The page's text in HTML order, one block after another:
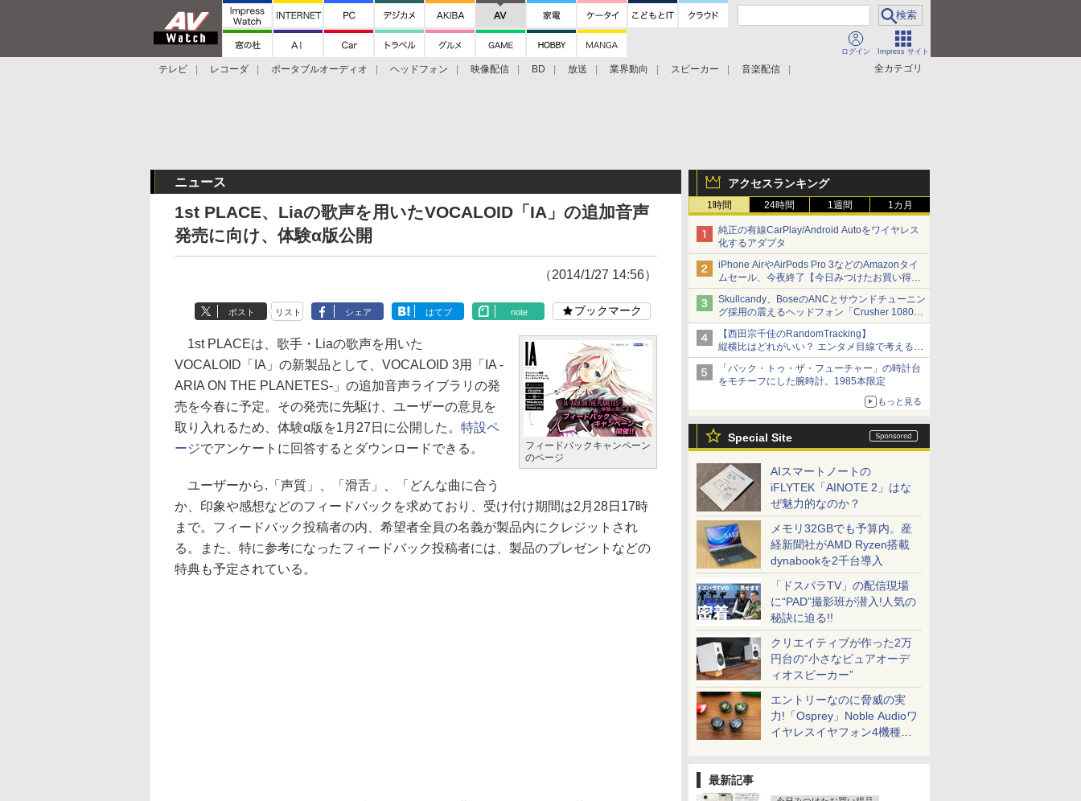
ログイン Impress サイト
全カテゴリ
テレビ レコーダ ポータブルオーディオ ヘッドフォン 映像配信 BD 放送 業界動向 スピーカー
音楽配信
アクセスランキング
1時間 24時間 1週間 1カ月
純正の有線CarPlay/Android Autoをワイヤレス
化するアダプタ
iPhone AirやAirPods Pro 3などのAmazonタイ
ムセール、今夜終了【今日みつけたお買い得
品】
Skullcandy、BoseのANCとサウンドチューニン
グ採用の震えるヘッドフォン「Crusher 1080
ANC」
【西田宗千佳のRandomTracking】
縦横比はどれがいい？ エンタメ目線で考える、
サムスン新「Galaxy Z Fold」
「バック・トゥ・ザ・フューチャー」の時計台
をモチーフにした腕時計。1985本限定
もっと見る
Special Site
AIスマートノートの
iFLYTEK「AINOTE 2」はな
ぜ魅力的なのか？
メモリ32GBでも予算内。産
経新聞社がAMD Ryzen搭載
dynabookを2千台導入
「ドスパラTV」の配信現場
に“PAD”撮影班が潜入!人気の
秘訣に迫る!!
クリエイティブが作った2万
円台の“小さなピュアオーデ
ィオスピーカー”
エントリーなのに脅威の実
力!「Osprey」Noble Audioワ
イヤレスイヤフォン4機種を
最新記事
ニュース
1st PLACE、Liaの歌声を用いたVOCALOID「IA」の追加音声
発売に向け、体験α版公開
（2014/1/27 14:56）
ポスト リスト シェア はてブ note ブックマーク
フィードバックキャンペーン
のページ
1st PLACEは、歌手・Liaの歌声を用いた
VOCALOID「IA」の新製品として、VOCALOID 3用「IA -
ARIA ON THE PLANETES-」の追加音声ライブラリの発
売を今春に予定。その発売に先駆け、ユーザーの意見を
取り入れるため、体験α版を1月27日に公開した。 特設ペ
ージでアンケートに回答するとダウンロードできる。
ユーザーから.「声質」、「滑舌」、「どんな曲に合う
か、印象や感想などのフィードバックを求めており、受け付け期間は2月28日17時
まで。フィードバック投稿者の内、希望者全員の名義が製品内にクレジットされ
る。また、特に参考になったフィードバック投稿者には、製品のプレゼントなどの
特典も予定されている。